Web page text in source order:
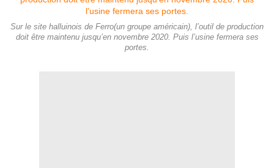
Sur le site halluinois de Ferro(un groupe américain), l’outil de production
doit être maintenu jusqu’en novembre 2020. Puis l’usine fermera ses
portes.